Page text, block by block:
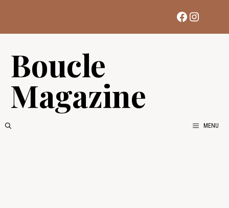
contenu
Facebook
Boucle
Magazine
MENU